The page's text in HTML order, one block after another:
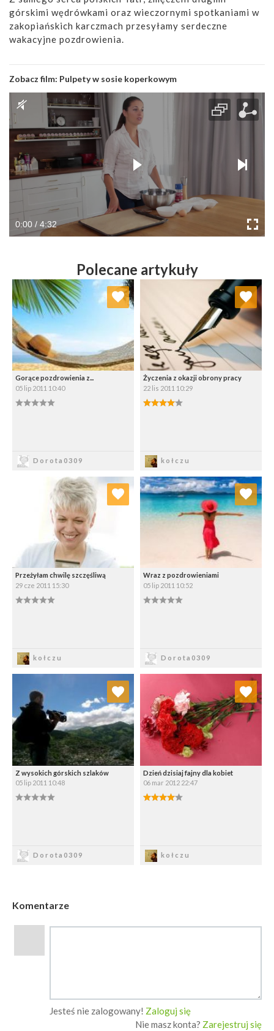
górskimi wędrówkami oraz wieczornymi spotkaniami w
zakopiańskich karczmach przesyłamy serdeczne
wakacyjne pozdrowienia.
Zobacz film: Pulpety w sosie koperkowym
0:00 / 4:32
Polecane artykuły
Gorące pozdrowienia z...
05 lip 2011 10:40
0.00/5
Dorota0309
Dodaj do ulubionych
Wybierz listę:
Życzenia z okazji obrony pracy
22 lis 2011 10:29
4.00/5
kołczu
Dodaj do ulubionych
Wybierz listę:
Przeżyłam chwilę szczęśliwą
29 cze 2011 15:30
0.00/5
kołczu
Dodaj do ulubionych
Wybierz listę:
Wraz z pozdrowieniami
05 lip 2011 10:52
0.00/5
Dorota0309
Dodaj do ulubionych
Wybierz listę:
Z wysokich górskich szlaków
05 lip 2011 10:48
0.00/5
Dorota0309
Dodaj do ulubionych
Wybierz listę:
Dzień dzisiaj fajny dla kobiet
06 mar 2012 22:47
4.00/5
kołczu
Dodaj do ulubionych
Wybierz listę:
Komentarze
Jesteś nie zalogowany! Zaloguj się
Nie masz konta? Zarejestruj się